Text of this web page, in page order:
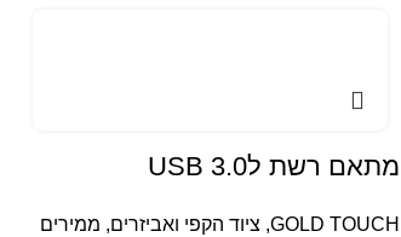
מתאם רשת לUSB 3.0
GOLD TOUCH
, ציוד הקפי ואביזרים, ממירים